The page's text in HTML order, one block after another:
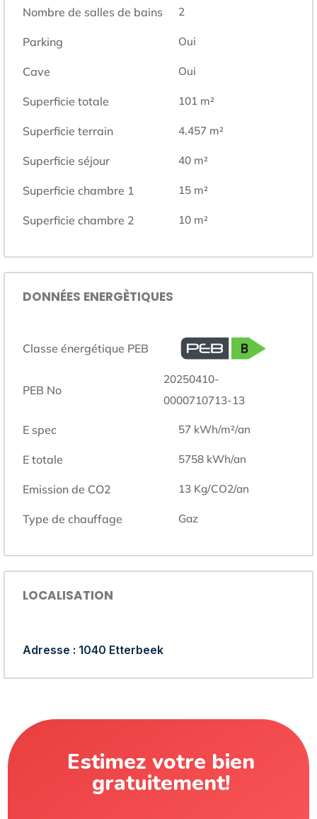
Nombre de salles de bains 2
Parking Oui
Cave Oui
Superficie totale 101 m²
Superficie terrain 4.457 m²
Superficie séjour 40 m²
Superficie chambre 1 15 m²
Superficie chambre 2 10 m²
DONNÉES ENERGÈTIQUES
Classe énergétique PEB
PEB No
20250410-
0000710713-13
E spec 57 kWh/m²/an
E totale 5758 kWh/an
Emission de CO2 13 Kg/CO2/an
Type de chauffage gaz
LOCALISATION
Adresse : 1040 Etterbeek
Estimez votre bien
gratuitement!